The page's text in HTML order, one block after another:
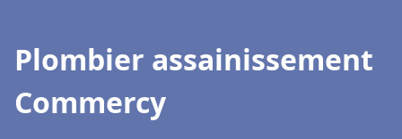
Plombier assainissement
Commercy